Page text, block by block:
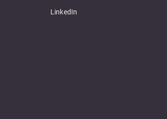
LinkedIn